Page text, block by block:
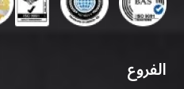
الفروع